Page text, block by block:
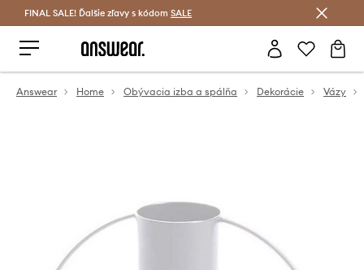
Šetrite s Answear Club >
FINAL SALE! Ďalšie zľavy s kódom SALE
Answear Home Obývacia izba a spálňa Dekorácie Vázy